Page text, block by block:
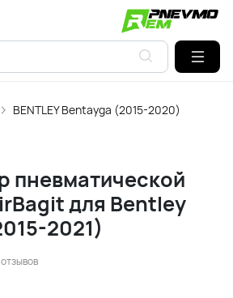
BENTLEY Bentayga (2015-2020)
пневматической
для Bentley
2021)